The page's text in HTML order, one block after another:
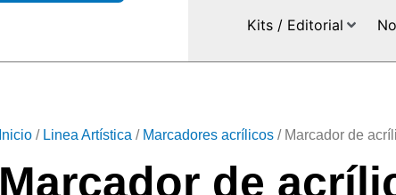
Kits / Editorial
Inicio / Linea Artística / Marcadores acrílicos / Marcador de
Marcador de